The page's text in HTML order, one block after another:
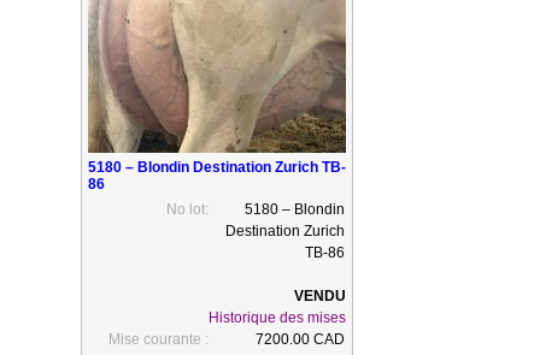
5180 – Blondin Destination Zurich TB-
86
No lot:
5180 – Blondin
Destination Zurich
TB-86
Historique des mises
Mise courante :
7200.00 CAD